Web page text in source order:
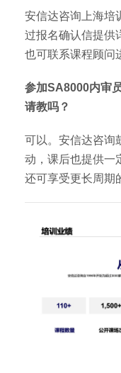
安信达咨询上海培
过报名确认信提供
也可联系课程顾问
参加SA8000内审
请教吗？
可以。安信达咨询
动，课后也提供一
还可享受更长周期